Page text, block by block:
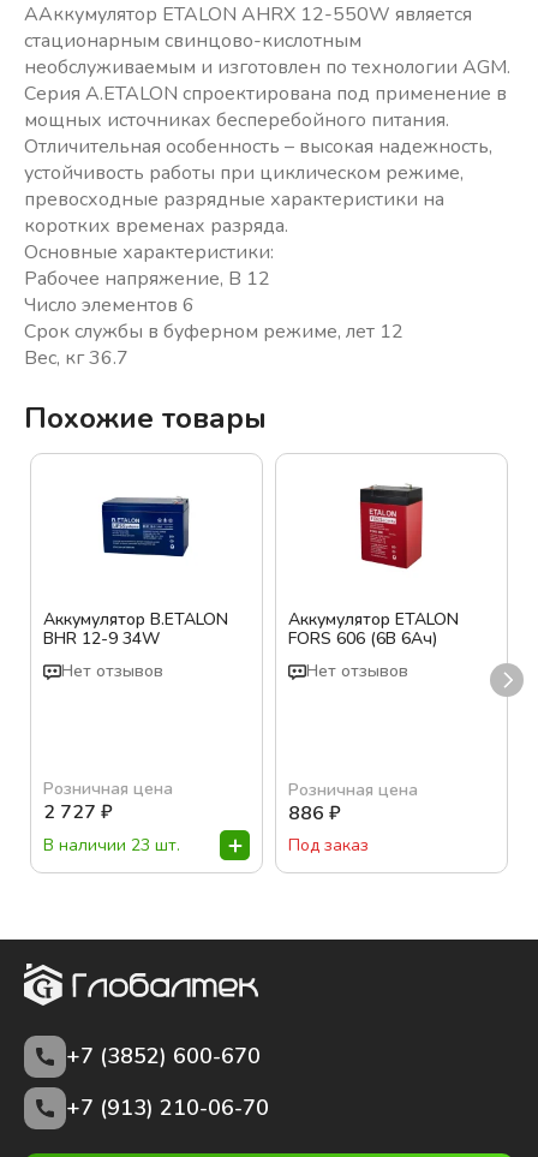
ААккумулятор ETALON AHRX 12-550W является
стационарным свинцово-кислотным
необслуживаемым и изготовлен по технологии AGM.
Серия A.ETALON спроектирована под применение в
мощных источниках бесперебойного питания.
Отличительная особенность – высокая надежность,
устойчивость работы при циклическом режиме,
превосходные разрядные характеристики на
коротких временах разряда.
Основные характеристики:
Рабочее напряжение, В 12
Число элементов 6
Срок службы в буферном режиме, лет 12
Вес, кг 36.7
Похожие товары
Аккумулятор B.ETALON
BHR 12-9 34W
Нет отзывов
Розничная цена
2 727 ₽
В наличии 23 шт.
Аккумулятор ETALON
FORS 606 (6В 6Ач)
Нет отзывов
Розничная цена
886 ₽
Под заказ
+7 (3852) 600-670
+7 (913) 210-06-70